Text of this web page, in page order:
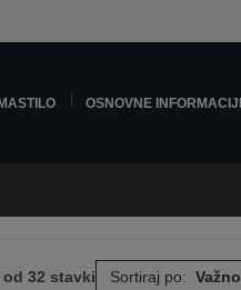
OSNOVNE
od 32 stavki Sortiraj po: